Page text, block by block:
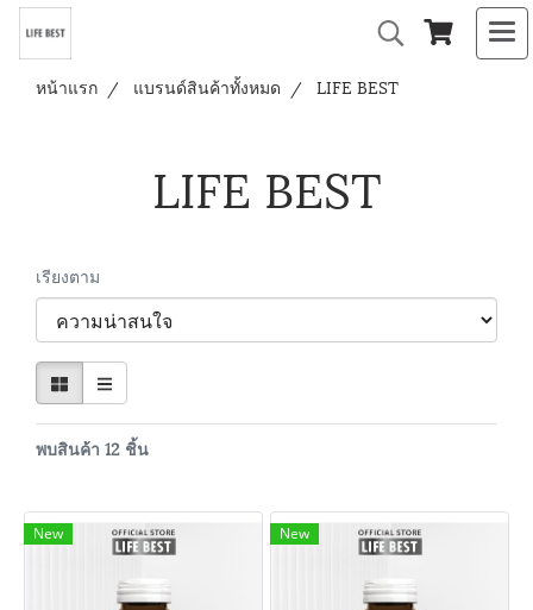
หน้าแรก แบรนด์สินค้าทั้งหมด LIFE BEST
LIFE BEST
เรียงตาม
พบสินค้า 12 ชิ้น
New New